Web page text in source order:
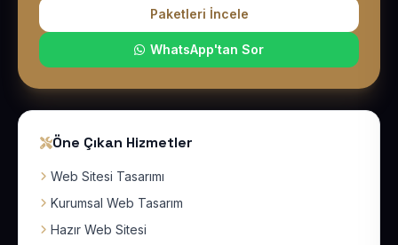
Paketleri İncele
WhatsApp'tan Sor
Öne Çıkan Hizmetler
Web Sitesi Tasarımı
Kurumsal Web Tasarım
Hazır Web Sitesi